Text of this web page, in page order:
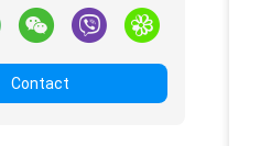
Contact